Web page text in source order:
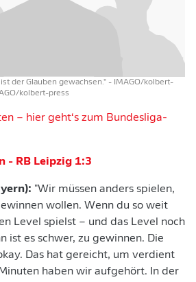
der Glauben gewachsen." - IMAGO/kolbert-
kolbert-press
– hier geht‘s zum Bundesliga-
- RB Leipzig 1:3
"Wir müssen anders spielen,
wollen. Wenn du so weit
Level spielst – und das Level noch
ist es schwer, zu gewinnen. Die
Das hat gereicht, um verdient
haben wir aufgehört. In der